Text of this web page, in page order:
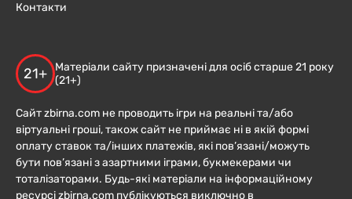
Контакти
21+
Матеріали сайту призначені для осіб старше 21 року
(21+)
Сайт zbirna.com не проводить ігри на реальні та/або
віртуальні гроші, також сайт не приймає ні в якій формі
оплату ставок та/інших платежів, які пов’язані/можуть
бути пов’язані з азартними іграми, букмекерами чи
тоталізаторами. Будь-які матеріали на інформаційному
ресурсі zbirna.com публікуються виключно в